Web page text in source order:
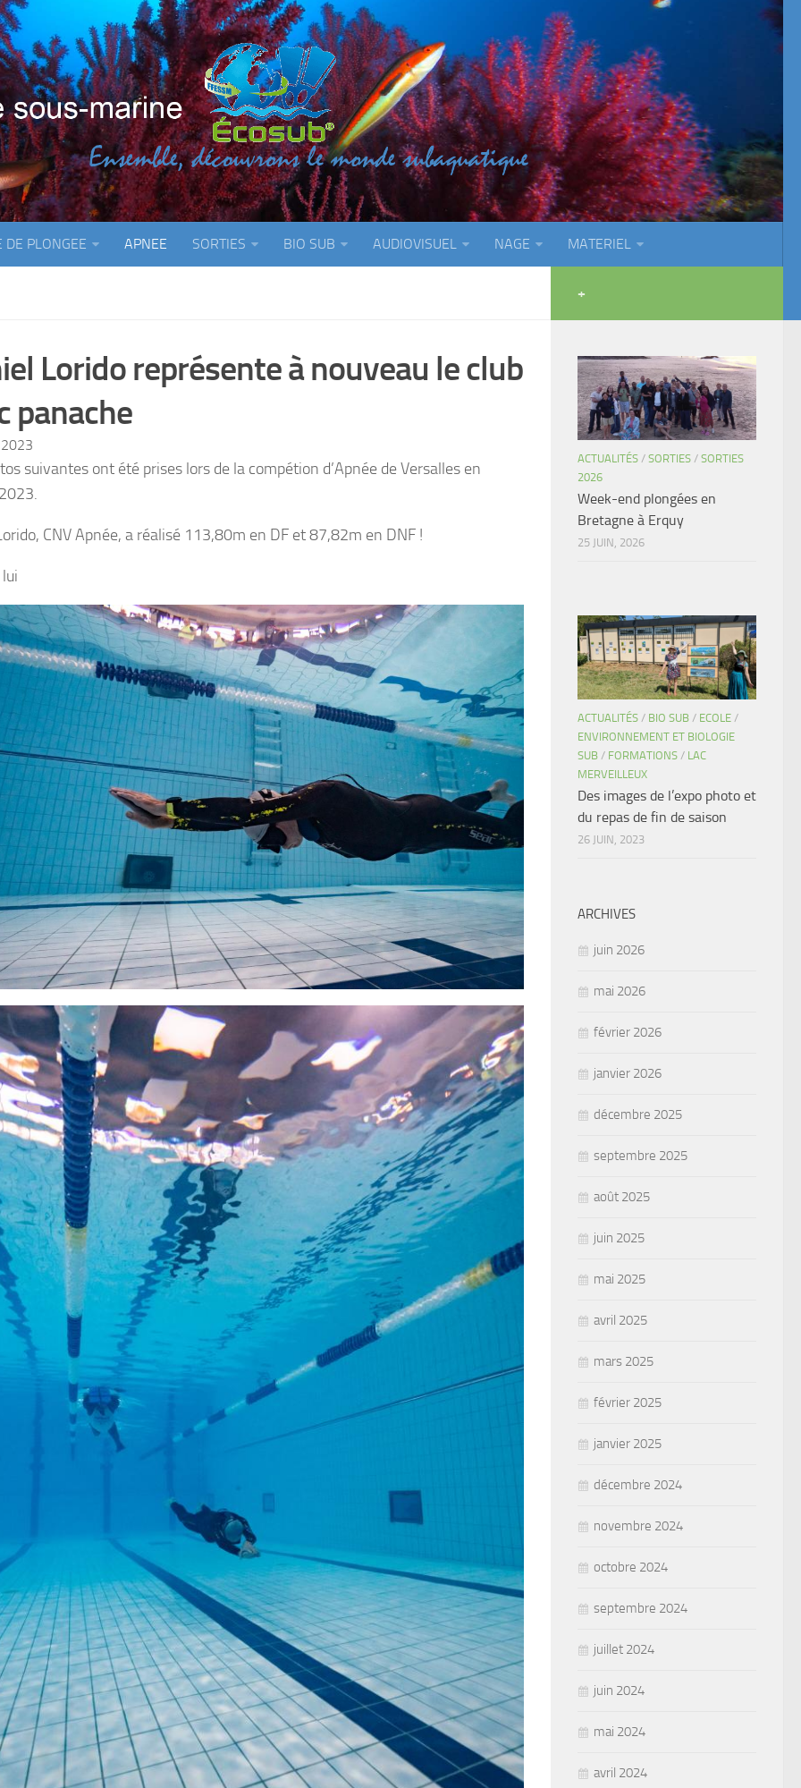
DE PLONGEE APNEE SORTIES BIO SUB AUDIOVISUEL NAGE MATERIEL
Lorido représente à nouveau le club
panache
suivantes ont été prises lors de la compétion d’Apnée de Versalles en
CNV Apnée, a réalisé 113,80m en DF et 87,82m en DNF !
+
ACTUALITÉS / SORTIES / SORTIES
2026
Week-end plongées en
Bretagne à Erquy
25 JUIN, 2026
ACTUALITÉS / BIO SUB / ECOLE /
ENVIRONNEMENT ET BIOLOGIE
SUB / FORMATIONS / LAC
MERVEILLEUX
Des images de l’expo photo et
du repas de fin de saison
26 JUIN, 2023
ARCHIVES
juin 2026
mai 2026
février 2026
janvier 2026
décembre 2025
septembre 2025
août 2025
juin 2025
mai 2025
avril 2025
mars 2025
février 2025
janvier 2025
décembre 2024
novembre 2024
octobre 2024
septembre 2024
juillet 2024
juin 2024
mai 2024
avril 2024